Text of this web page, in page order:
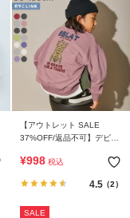
【アウトレット SALE
37%OFF/返品不可】デビラ
トレーナー
¥998 税込
4.5（2）
SALE